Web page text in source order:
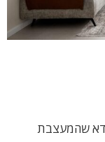
שהמעצבת